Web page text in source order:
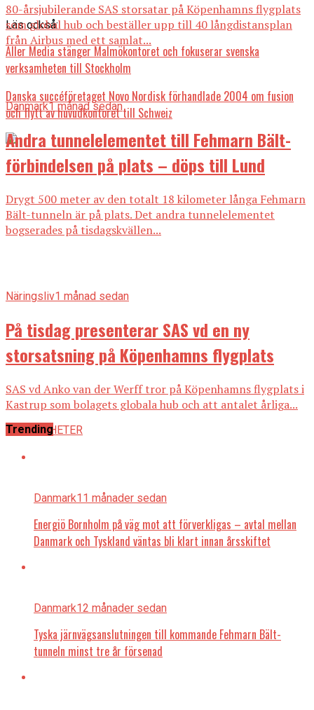
Läs också:
Aller Media stänger Malmökontoret och fokuserar svenska
verksamheten till Stockholm
Danska succéföretaget Novo Nordisk förhandlade 2004 om fusion
och flytt av huvudkontoret till Schweiz
80-årsjubilerande SAS storsatar på Köpenhamns flygplats
som global hub och beställer upp till 40 långdistansplan
från Airbus med ett samlat...
Danmark1 månad sedan
Andra tunnelelementet till Fehmarn Bält-
förbindelsen på plats – döps till Lund
Drygt 500 meter av den totalt 18 kilometer långa Fehmarn
Bält-tunneln är på plats. Det andra tunnelelementet
bogserades på tisdagskvällen...
Näringsliv1 månad sedan
På tisdag presenterar SAS vd en ny
storsatsning på Köpenhamns flygplats
SAS vd Anko van der Werff tror på Köpenhamns flygplats i
Kastrup som bolagets globala hub och att antalet årliga...
ALLA NYHETER
Trending
Danmark11 månader sedan
Energiö Bornholm på väg mot att förverkligas – avtal mellan
Danmark och Tyskland väntas bli klart innan årsskiftet
Danmark12 månader sedan
Tyska järnvägsanslutningen till kommande Fehmarn Bält-
tunneln minst tre år försenad